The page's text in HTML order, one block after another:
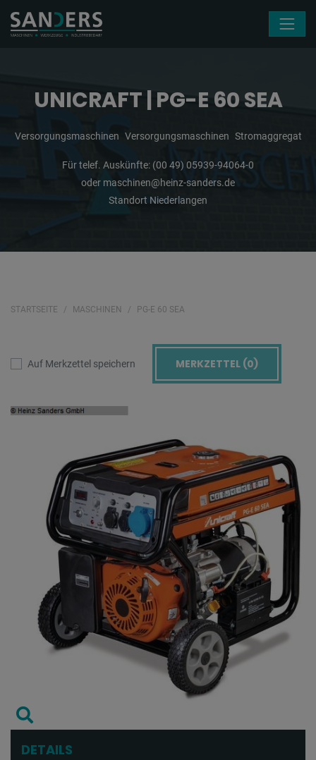
UNICRAFT | PG-E 60 SEA
Versorgungsmaschinen Versorgungsmaschinen Stromaggregat
Für telef. Auskünfte: (00 49) 05939-94064-0
oder maschinen@heinz-sanders.de
Standort Niederlangen
STARTSEITE MASCHINEN PG-E 60 SEA
Auf Merkzettel speichern MERKZETTEL (0)
DETAILS